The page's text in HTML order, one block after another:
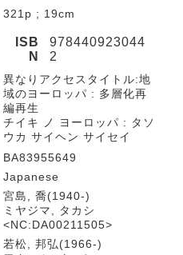
321p ; 19cm
ISB
N
978440923044
2
異なりアクセスタイトル:地
域のヨーロッパ : 多層化再
編再生
チイキ ノ ヨーロッパ : タソ
ウカ サイヘン サイセイ
BA83955649
Japanese
宮島, 喬(1940-)
ミヤジマ, タカシ
<NC:DA00211505>
若松, 邦弘(1966-)